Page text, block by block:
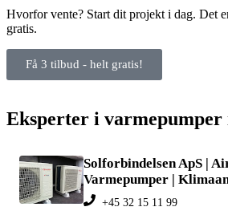
Hvorfor vente? Start dit projekt i dag. Det
gratis.
Få 3 tilbud - helt gratis!
Eksperter i
Solforbindelsen ApS |
Varmepumper |
+45 32 15 11 99